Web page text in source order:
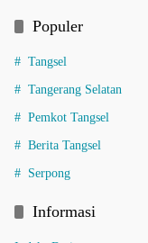
Populer
Tangsel
Tangerang Selatan
Pemkot Tangsel
Berita Tangsel
Serpong
Informasi